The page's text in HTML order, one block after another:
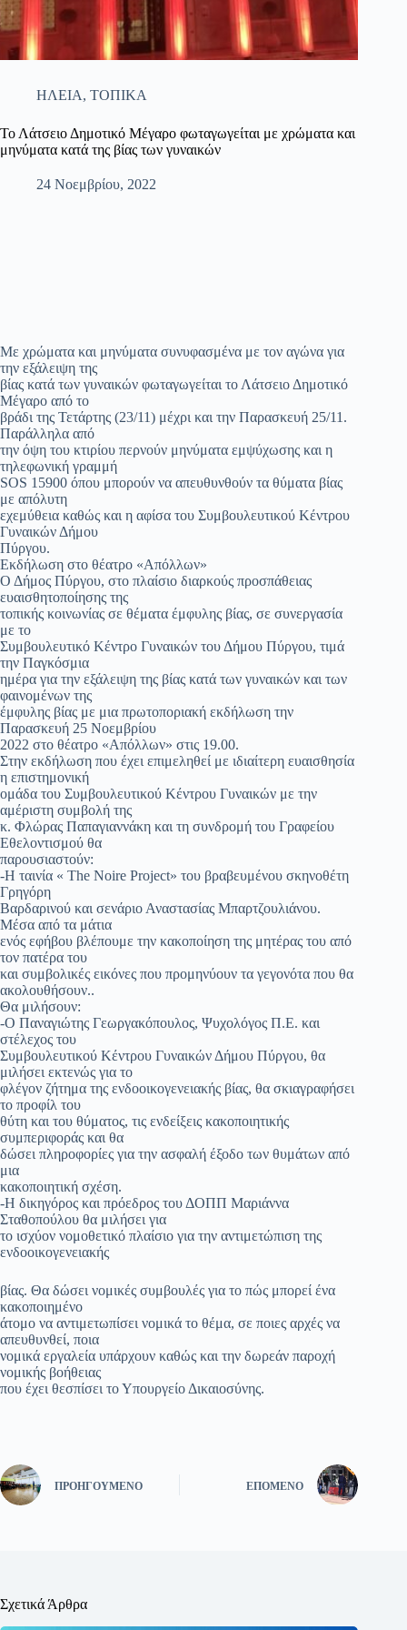
ΗΛΕΙΑ, ΤΟΠΙΚΑ
Το Λάτσειο Δημοτικό Μέγαρο φωταγωγείται με χρώματα και
μηνύματα κατά της βίας των γυναικών
24 Νοεμβρίου, 2022
Με χρώματα και μηνύματα συνυφασμένα με τον αγώνα για
την εξάλειψη της
βίας κατά των γυναικών φωταγωγείται το Λάτσειο Δημοτικό
Μέγαρο από το
βράδι της Τετάρτης (23/11) μέχρι και την Παρασκευή 25/11.
Παράλληλα από
την όψη του κτιρίου περνούν μηνύματα εμψύχωσης και η
τηλεφωνική γραμμή
SOS 15900 όπου μπορούν να απευθυνθούν τα θύματα βίας
με απόλυτη
εχεμύθεια καθώς και η αφίσα του Συμβουλευτικού Κέντρου
Γυναικών Δήμου
Πύργου.
Εκδήλωση στο θέατρο «Απόλλων»
Ο Δήμος Πύργου, στο πλαίσιο διαρκούς προσπάθειας
ευαισθητοποίησης της
τοπικής κοινωνίας σε θέματα έμφυλης βίας, σε συνεργασία
με το
Συμβουλευτικό Κέντρο Γυναικών του Δήμου Πύργου, τιμά
την Παγκόσμια
ημέρα για την εξάλειψη της βίας κατά των γυναικών και των
φαινομένων της
έμφυλης βίας με μια πρωτοποριακή εκδήλωση την
Παρασκευή 25 Νοεμβρίου
2022 στο θέατρο «Απόλλων» στις 19.00.
Στην εκδήλωση που έχει επιμεληθεί με ιδιαίτερη ευαισθησία
η επιστημονική
ομάδα του Συμβουλευτικού Κέντρου Γυναικών με την
αμέριστη συμβολή της
κ. Φλώρας Παπαγιαννάκη και τη συνδρομή του Γραφείου
Εθελοντισμού θα
παρουσιαστούν:
-Η ταινία « The Noire Project» του βραβευμένου σκηνοθέτη
Γρηγόρη
Βαρδαρινού και σενάριο Αναστασίας Μπαρτζουλιάνου.
Μέσα από τα μάτια
ενός εφήβου βλέπουμε την κακοποίηση της μητέρας του από
τον πατέρα του
και συμβολικές εικόνες που προμηνύουν τα γεγονότα που θα
ακολουθήσουν..
Θα μιλήσουν:
-Ο Παναγιώτης Γεωργακόπουλος, Ψυχολόγος Π.Ε. και
στέλεχος του
Συμβουλευτικού Κέντρου Γυναικών Δήμου Πύργου, θα
μιλήσει εκτενώς για το
φλέγον ζήτημα της ενδοοικογενειακής βίας, θα σκιαγραφήσει
το προφίλ του
θύτη και του θύματος, τις ενδείξεις κακοποιητικής
συμπεριφοράς και θα
δώσει πληροφορίες για την ασφαλή έξοδο των θυμάτων από
μια
κακοποιητική σχέση.
-Η δικηγόρος και πρόεδρος του ΔΟΠΠ Μαριάννα
Σταθοπούλου θα μιλήσει για
το ισχύον νομοθετικό πλαίσιο για την αντιμετώπιση της
ενδοοικογενειακής
βίας. Θα δώσει νομικές συμβουλές για το πώς μπορεί ένα
κακοποιημένο
άτομο να αντιμετωπίσει νομικά το θέμα, σε ποιες αρχές να
απευθυνθεί, ποια
νομικά εργαλεία υπάρχουν καθώς και την δωρεάν παροχή
νομικής βοήθειας
που έχει θεσπίσει το Υπουργείο Δικαιοσύνης.
ΠΡΟΗΓΟΎΜΕΝΟ ΕΠΌΜΕΝΟ
Σχετικά Άρθρα